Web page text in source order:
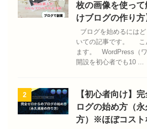
枚の画像を使っ
けブログの作り方
ブログを始めるには
いての記事です。 こ
ます。 WordPress（
開設を初心者でも10 ...
2
【初心者向け】
ログの始め方（
方）※ほぼコスト